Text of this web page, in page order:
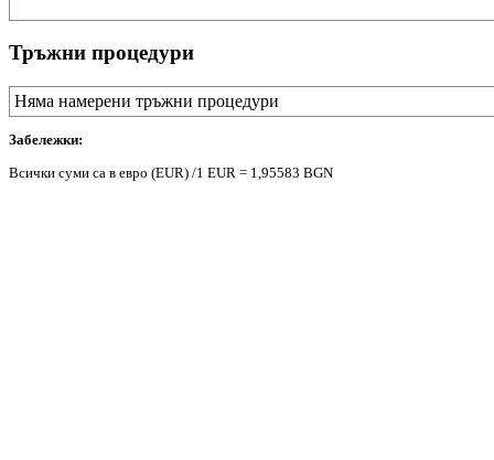
Тръжни процедури
Няма намерени тръжни процедури
Забележки:
Всички суми са в евро (EUR) /1 EUR = 1,95583 BGN